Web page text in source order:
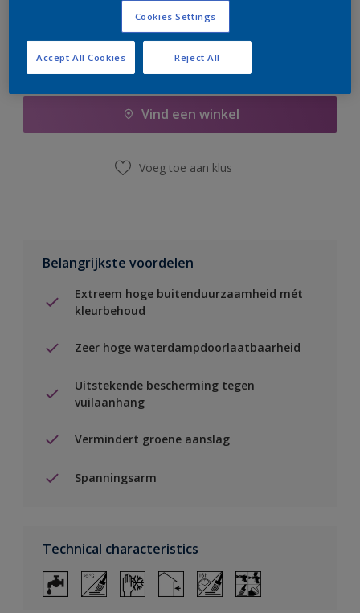
Boodschappenlijst
Vind een winkel
Voeg toe aan klus
Belangrijkste voordelen
Extreem hoge buitenduurzaamheid mét
kleurbehoud
Zeer hoge waterdampdoorlaatbaarheid
Uitstekende bescherming tegen
vuilaanhang
Vermindert groene aanslag
Spanningsarm
Technical characteristics
Cookies Settings
Reject All
Accept All Cookies